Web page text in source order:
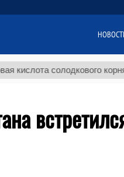
солодкового корня